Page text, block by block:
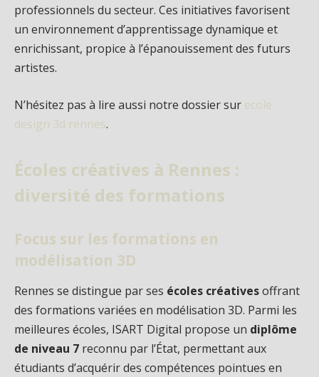
professionnels du secteur. Ces initiatives favorisent
un environnement d’apprentissage dynamique et
enrichissant, propice à l’épanouissement des futurs
artistes.
N’hésitez pas à lire aussi notre dossier sur ecole
design 3d rennes.
Écoles créatives à Rennes :
diversité des formations
Focus sur les formations en
modélisation 3D
Rennes se distingue par ses écoles créativesoffrant
des formations variées en modélisation 3D. Parmi les
meilleures écoles, ISART Digital propose un diplôme
de niveau 7 reconnu par l’État, permettant aux
étudiants d’acquérir des compétences pointues en